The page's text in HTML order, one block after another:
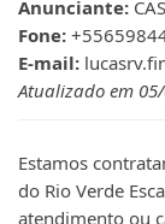
Anunciante:
Fone:
E-mail:
Atualizado em
Estamos
do Rio Verde
atendimento ou